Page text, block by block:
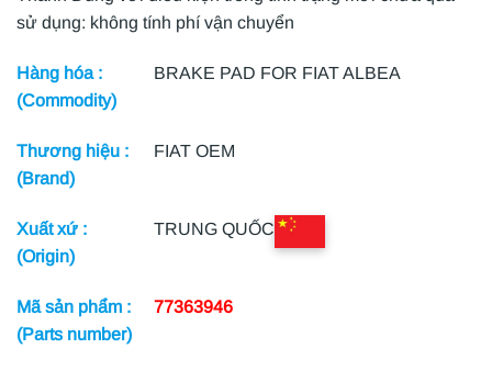
sử dụng: không tính phí vận chuyển
Hàng hóa :
(Commodity)
BRAKE PAD FOR FIAT ALBEA
Thương hiệu :
(Brand)
FIAT OEM
Xuất xứ :
(Origin)
TRUNG QUỐC
Mã sản phẩm :
(Parts number)
77363946